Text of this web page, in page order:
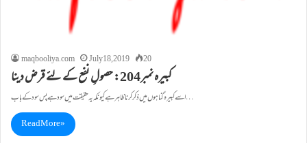
maqbooliya.com July 18, 2019 20
کبيرہ نمبر204: حصولِ نفع کے لئے قرض دینا
اسے کبيرہ گناہوں ميں ذکر کرنا ظاہر ہے کيونکہ يہ حقيقت ميں سود ہے پس سود کے باب…
Read More »